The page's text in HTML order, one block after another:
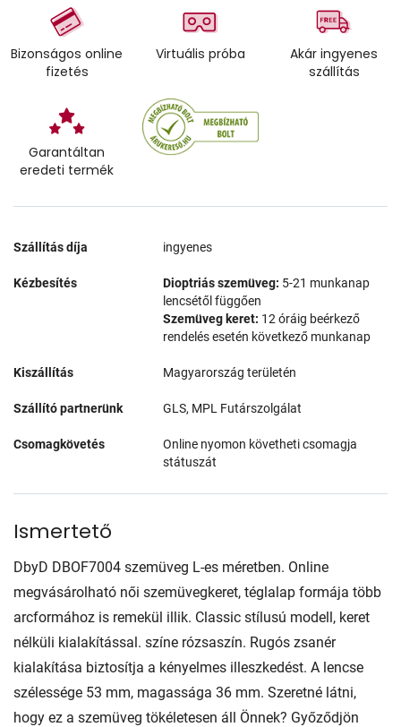
Bizonságos online
fizetés
Virtuális próba
Akár ingyenes
szállítás
Garantáltan
eredeti termék
Szállítás díja ingyenes
Kézbesítés Dioptriás szemüveg: 5-21 munkanap
lencsétől függően
Szemüveg keret: 12 óráig beérkező
rendelés esetén következő munkanap
Kiszállítás Magyarország területén
Szállító partnerünk GLS, MPL Futárszolgálat
Csomagkövetés
Online nyomon követheti csomagja
státuszát
Ismertető
DbyD DBOF7004 szemüveg L-es méretben. Online
megvásárolható női szemüvegkeret, téglalap formája több
arcformához is remekül illik. Classic stílusú modell, keret
nélküli kialakítással. színe rózsaszín. Rugós zsanér
kialakítása biztosítja a kényelmes illeszkedést. A lencse
szélessége 53 mm, magassága 36 mm. Szeretné látni,
hogy ez a szemüveg tökéletesen áll Önnek? Győződjön